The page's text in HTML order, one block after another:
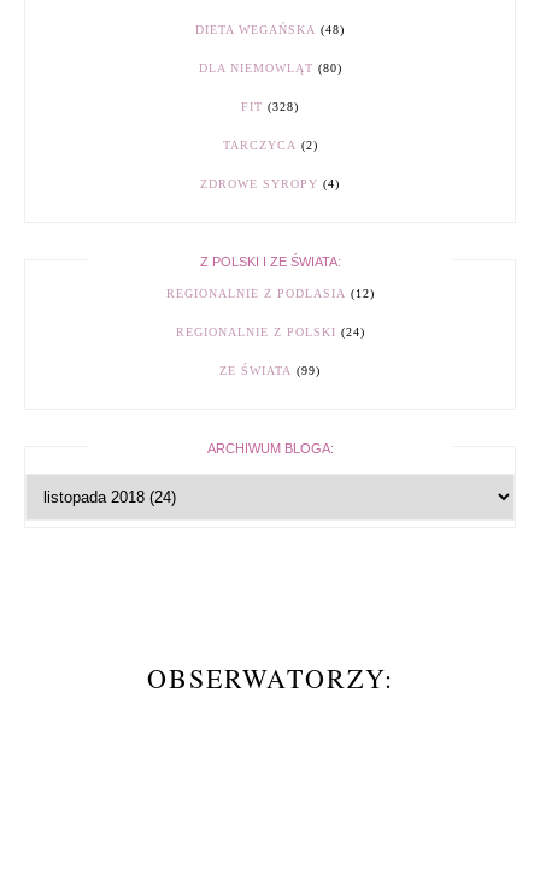
DIETA WEGAŃSKA (48)
DLA NIEMOWLĄT (80)
FIT (328)
TARCZYCA (2)
ZDROWE SYROPY (4)
Z POLSKI I ZE ŚWIATA:
REGIONALNIE Z PODLASIA (12)
REGIONALNIE Z POLSKI (24)
ZE ŚWIATA (99)
ARCHIWUM BLOGA:
OBSERWATORZY: